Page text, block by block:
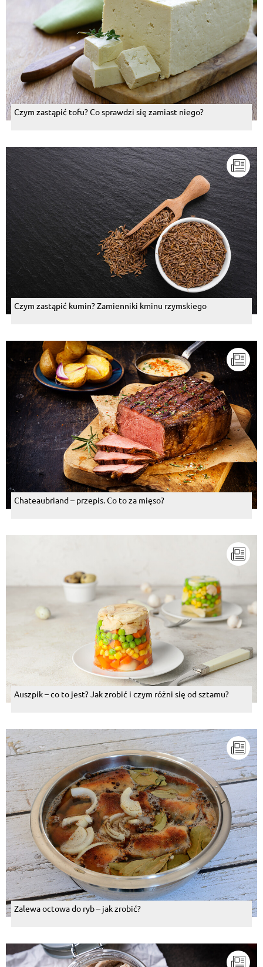
Czym zastąpić tofu? Co sprawdzi się zamiast niego?
Czym zastąpić kumin? Zamienniki kminu rzymskiego
Chateaubriand – przepis. Co to za mięso?
Auszpik – co to jest? Jak zrobić i czym różni się od sztamu?
Zalewa octowa do ryb – jak zrobić?